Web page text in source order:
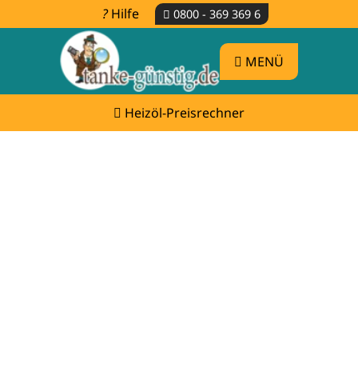
Hilfe 0800 - 369 369 6
MENÜ
Heizöl-Preisrechner